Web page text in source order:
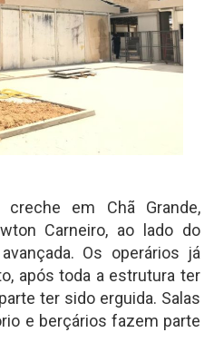
em Chã Grande,
Carneiro, ao lado do
Os operários já
após toda a estrutura ter
ter sido erguida. Salas
e berçários fazem parte